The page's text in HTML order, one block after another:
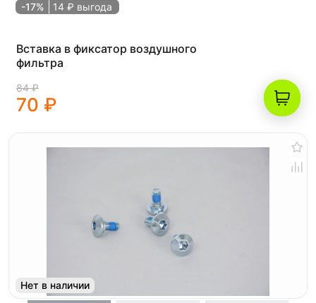
-17% 14 ₽ выгода
Вставка в фиксатор воздушного
фильтра
84 ₽
70 ₽
Нет в наличии